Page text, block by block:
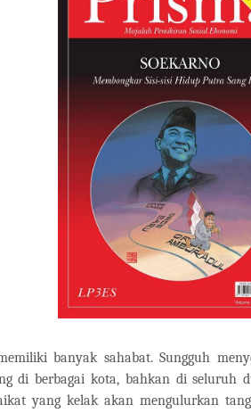
banyak sahabat. Sungguh
di berbagai kota, bahkan di seluruh
yang kelak akan mengulurkan